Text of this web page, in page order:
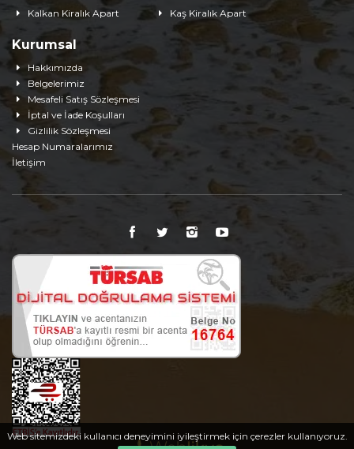
Kalkan Kiralık Apart Kaş Kiralık Apart
Kurumsal
Hakkımızda
Belgelerimiz
Mesafeli Satış Sözleşmesi
İptal ve İade Koşulları
Gizlilik Sözleşmesi
Hesap Numaralarımız
İletişim
Web sitemizdeki kullanıcı deneyimini iyileştirmek için çerezler kullanıyoruz.